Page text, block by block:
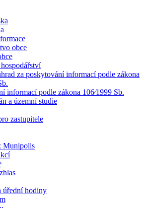
obce
za poskytování informací podle zákona
informací podle zákona 106⁄1999 Sb.
a územní studie
zastupitele
Munipolis
úřední hodiny